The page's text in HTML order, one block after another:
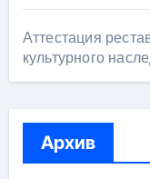
Аттестация
культурного
Архив